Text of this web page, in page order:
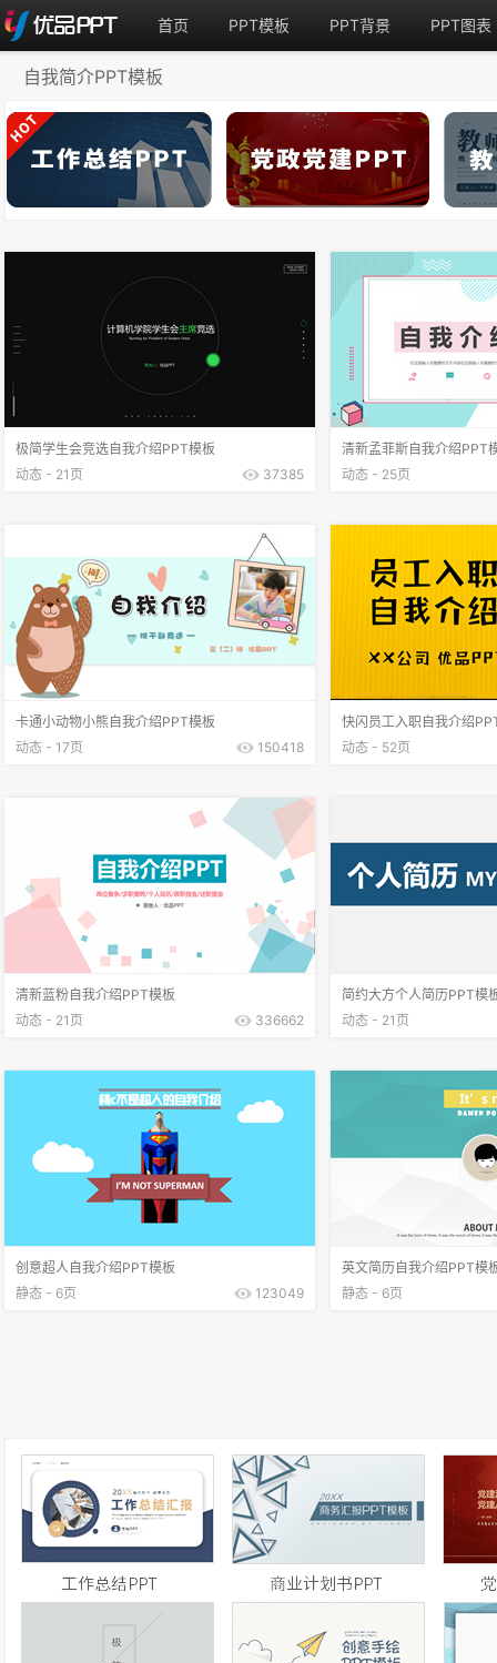
首页 PPT模板 PPT背景 PPT图表
自我简介PPT模板
极简学生会竞选自我介绍PPT模板
动态 - 21页
37385
清新孟菲斯自我介绍PPT
动态 - 25页
卡通小动物小熊自我介绍PPT模板
动态 - 17页
150418
快闪员工入职自我介绍
动态 - 52页
清新蓝粉自我介绍PPT模板
动态 - 21页
336662
简约大方个人简历PPT模
动态 - 21页
创意超人自我介绍PPT模板
静态 - 6页
123049
英文简历自我介绍PPT模
静态 - 6页